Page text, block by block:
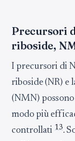
Precursori
riboside,
I precursori di
riboside (NR) e
(NMN)
modo più
controllati13.